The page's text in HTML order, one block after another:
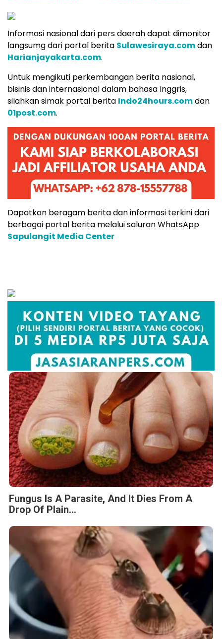
Informasi nasional dari pers daerah dapat dimonitor
langsumg dari portal berita Sulawesiraya.comdan
Harianjayakarta.com.
Untuk mengikuti perkembangan berita nasional,
bisinis dan internasional dalam bahasa Inggris,
silahkan simak portal berita Indo24hours.comdan
01post.com.
Dapatkan beragam berita dan informasi terkini dari
berbagai portal berita melalui saluran WhatsApp
Sapulangit Media Center
Fungus Is A Parasite, And It Dies From A
Drop Of Plain...